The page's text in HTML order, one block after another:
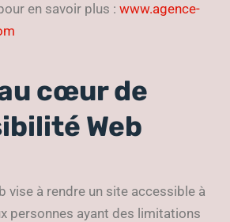
en savoir plus : www.agence-
cœur de
Web
vise à rendre un site accessible à
personnes ayant des limitations